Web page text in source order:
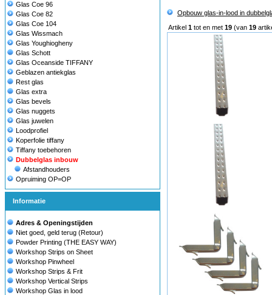
Glas Coe 96
Glas Coe 82
Glas Coe 104
Glas Wissmach
Glas Youghiogheny
Glas Schott
Glas Oceanside TIFFANY
Geblazen antiekglas
Rest glas
Glas extra
Glas bevels
Glas nuggets
Glas juwelen
Loodprofiel
Koperfolie tiffany
Tiffany toebehoren
Dubbelglas inbouw
Afstandhouders
Opruiming OP=OP
Informatie
Adres & Openingstijden
Niet goed, geld terug (Retour)
Powder Printing (THE EASY WAY)
Workshop Strips on Sheet
Workshop Pinwheel
Workshop Strips & Frit
Workshop Vertical Strips
Workshop Glas in lood
Opbouw glas-in-lood in
Artikel 1 tot en met 19 (van 19